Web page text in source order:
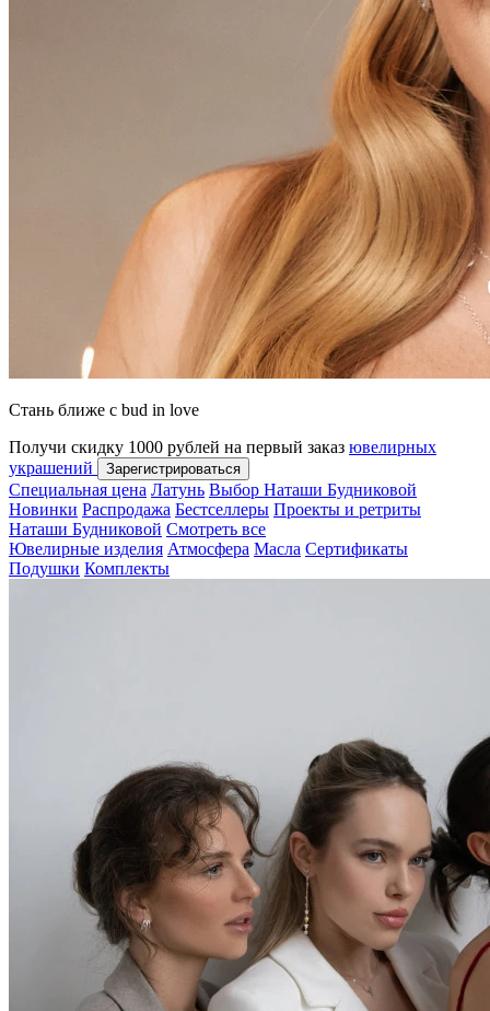
Стань ближе с bud in love
Получи скидку 1000 рублей на первый заказ ювелирных
украшений
Зарегистрироваться
Специальная цена Латунь Выбор Наташи Будниковой
Новинки Распродажа Бестселлеры Проекты и ретриты
Наташи Будниковой Смотреть все
Ювелирные изделия Атмосфера Масла Сертификаты
Подушки Комплекты